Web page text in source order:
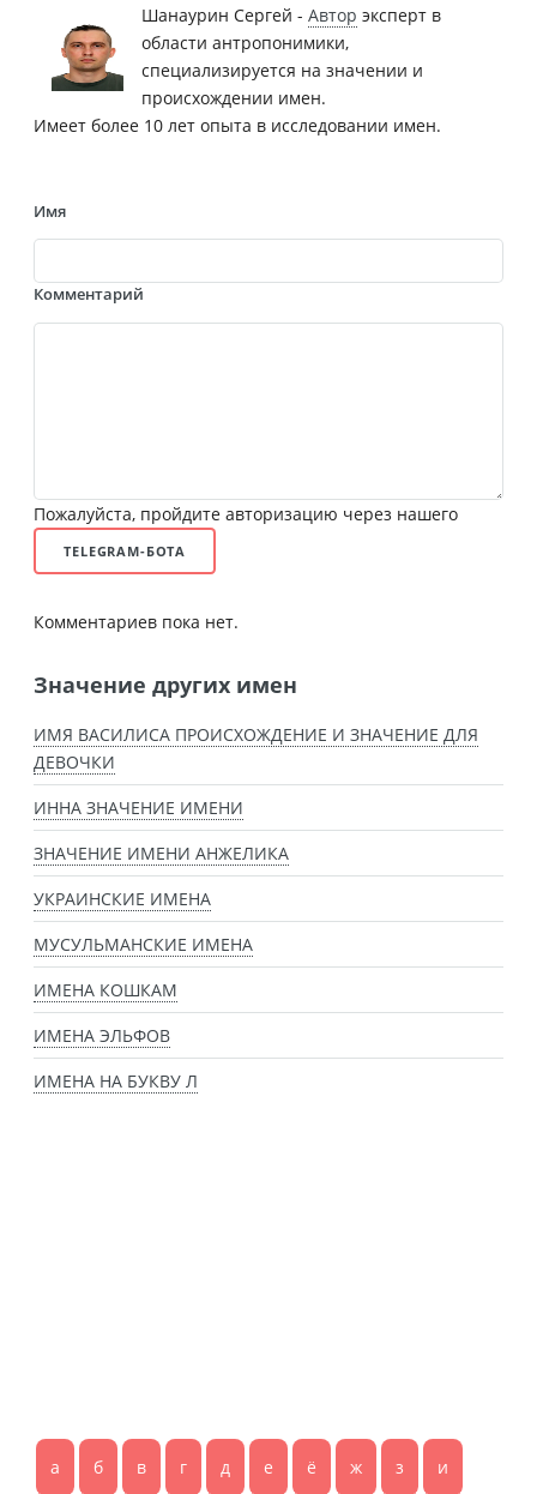
Шанаурин Сергей - Автор эксперт в
области антропонимики,
специализируется на значении и
происхождении имен.
Имеет более 10 лет опыта в исследовании имен.
Имя
Комментарий
Пожалуйста, пройдите авторизацию через нашего
TELEGRAM-БОТА
Комментариев пока нет.
Значение других имен
ИМЯ ВАСИЛИСА ПРОИСХОЖДЕНИЕ И ЗНАЧЕНИЕ ДЛЯ
ДЕВОЧКИ
ИННА ЗНАЧЕНИЕ ИМЕНИ
ЗНАЧЕНИЕ ИМЕНИ АНЖЕЛИКА
УКРАИНСКИЕ ИМЕНА
МУСУЛЬМАНСКИЕ ИМЕНА
ИМЕНА КОШКАМ
ИМЕНА ЭЛЬФОВ
ИМЕНА НА БУКВУ Л
а б в г д е ё ж з и